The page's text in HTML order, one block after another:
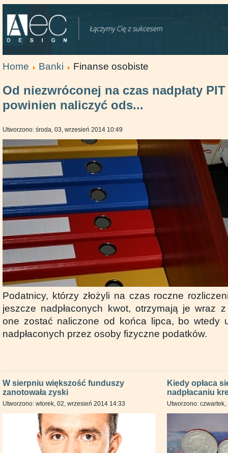
Home Banki Finanse osobiste
Od niezwróconej na czas nadpłaty
powinien naliczyć ods...
Utworzono: środa, 03, wrzesień 2014 10:49
Podatnicy, którzy złożyli na czas roczne
jeszcze nadpłaconych kwot, otrzymają je wraz
one zostać naliczone od końca lipca, bo wtedy
nadpłaconych przez osoby fizyczne podatków.
W sierpniu większość funduszy
zanotowała zyski
Utworzono: wtorek, 02, wrzesień 2014 14:33
Kiedy opłaca
nadpłacaniu
Utworzono: